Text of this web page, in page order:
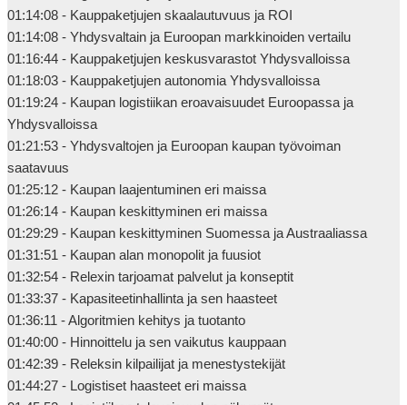
01:14:08 - Kauppaketjujen skaalautuvuus ja ROI
01:14:08 - Yhdysvaltain ja Euroopan markkinoiden vertailu
01:16:44 - Kauppaketjujen keskusvarastot Yhdysvalloissa
01:18:03 - Kauppaketjujen autonomia Yhdysvalloissa
01:19:24 - Kaupan logistiikan eroavaisuudet Euroopassa ja
Yhdysvalloissa
01:21:53 - Yhdysvaltojen ja Euroopan kaupan työvoiman
saatavuus
01:25:12 - Kaupan laajentuminen eri maissa
01:26:14 - Kaupan keskittyminen eri maissa
01:29:29 - Kaupan keskittyminen Suomessa ja Austraaliassa
01:31:51 - Kaupan alan monopolit ja fuusiot
01:32:54 - Relexin tarjoamat palvelut ja konseptit
01:33:37 - Kapasiteetinhallinta ja sen haasteet
01:36:11 - Algoritmien kehitys ja tuotanto
01:40:00 - Hinnoittelu ja sen vaikutus kauppaan
01:42:39 - Releksin kilpailijat ja menestystekijät
01:44:27 - Logistiset haasteet eri maissa